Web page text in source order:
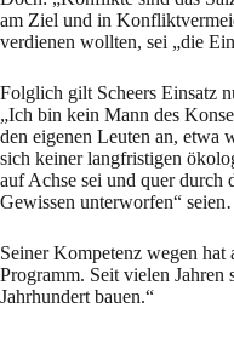
am Ziel und in
verdienen wollten, sei „die
Folglich gilt Scheers Einsatz
„Ich bin kein Mann des
den eigenen Leuten an, etwa
sich keiner langfristigen
auf Achse sei und quer durch
Gewissen unterworfen“
Seiner Kompetenz wegen
Programm. Seit vielen
Jahrhundert bauen.“